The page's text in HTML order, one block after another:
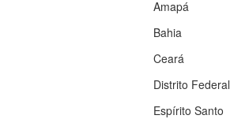
Amapá
Bahia
Ceará
Distrito Federal
Espírito Santo